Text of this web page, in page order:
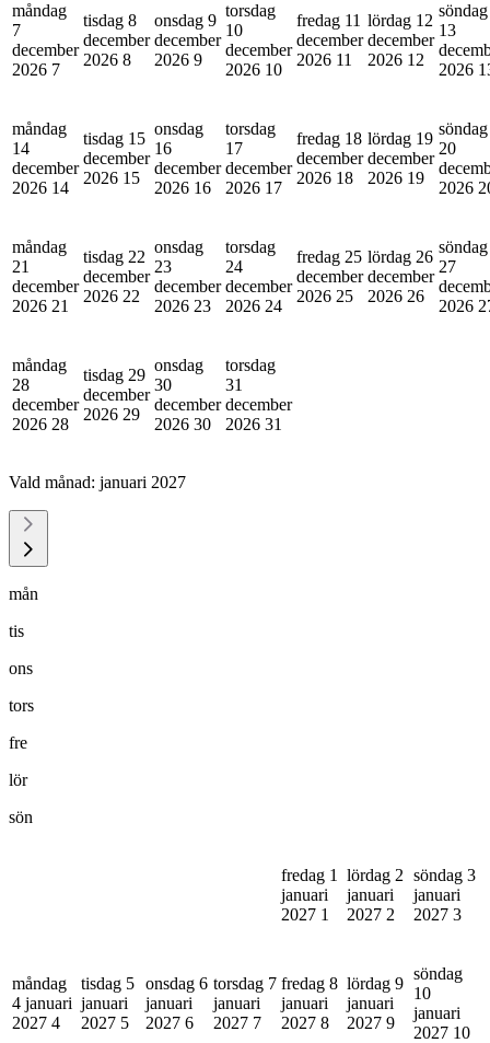
måndag
7
december
2026 7
tisdag 8
december
2026 8
onsdag 9
december
2026 9
torsdag
10
december
2026 10
fredag 11
december
2026 11
lördag 12
december
2026 12
söndag
13
2026
måndag
14
december
2026 14
tisdag 15
december
2026 15
onsdag
16
december
2026 16
torsdag
17
december
2026 17
fredag 18
december
2026 18
lördag 19
december
2026 19
söndag
20
2026
måndag
21
december
2026 21
tisdag 22
december
2026 22
onsdag
23
december
2026 23
torsdag
24
december
2026 24
fredag 25
december
2026 25
lördag 26
december
2026 26
söndag
27
2026
måndag
28
december
2026 28
tisdag 29
december
2026 29
onsdag
30
december
2026 30
torsdag
31
december
2026 31
Vald månad: januari 2027
mån
tis
ons
tors
fre
lör
sön
fredag 1
januari
2027 1
lördag 2
januari
2027 2
söndag 3
januari
2027 3
måndag
4 januari
2027 4
tisdag 5
januari
2027 5
onsdag 6
januari
2027 6
torsdag 7
januari
2027 7
fredag 8
januari
2027 8
lördag 9
januari
2027 9
söndag
10
januari
2027 10